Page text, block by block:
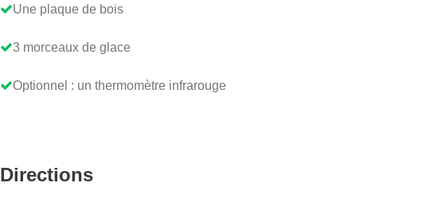
Une plaque de bois
3 morceaux de glace
Optionnel : un thermomètre infrarouge
Directions